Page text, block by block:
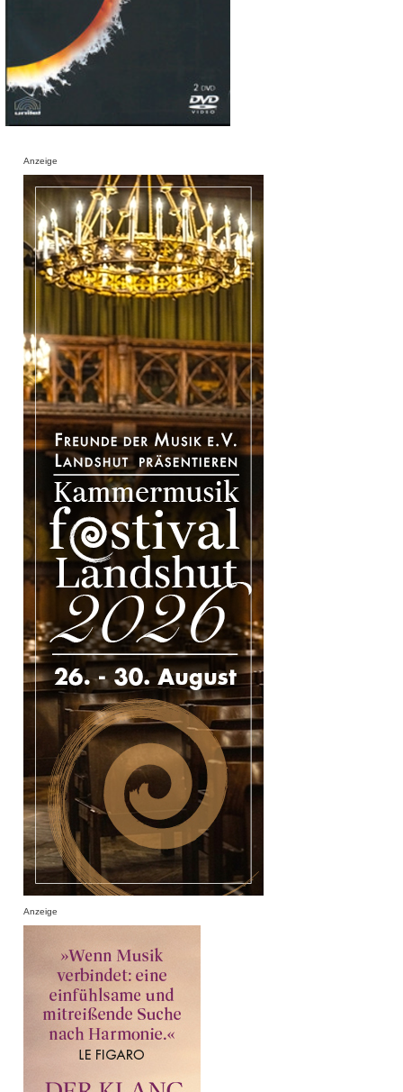
Anzeige
Anzeige